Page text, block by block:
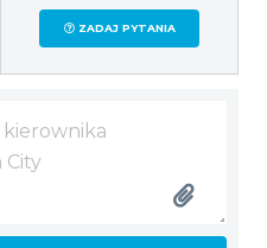
ZADAJ PYTANIA